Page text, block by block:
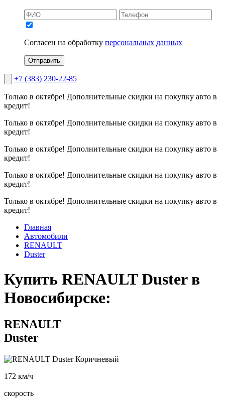
Согласен на обработку персональных данных
Отправить
+7 (383) 230-22-85
Только в октябре! Дополнительные скидки на покупку авто в
кредит!
Только в октябре! Дополнительные скидки на покупку авто в
кредит!
Только в октябре! Дополнительные скидки на покупку авто в
кредит!
Только в октябре! Дополнительные скидки на покупку авто в
кредит!
Только в октябре! Дополнительные скидки на покупку авто в
кредит!
Главная
Автомобили
RENAULT
Duster
Купить RENAULT Duster в
Новосибирске:
RENAULT
Duster
172 км/ч
скорость